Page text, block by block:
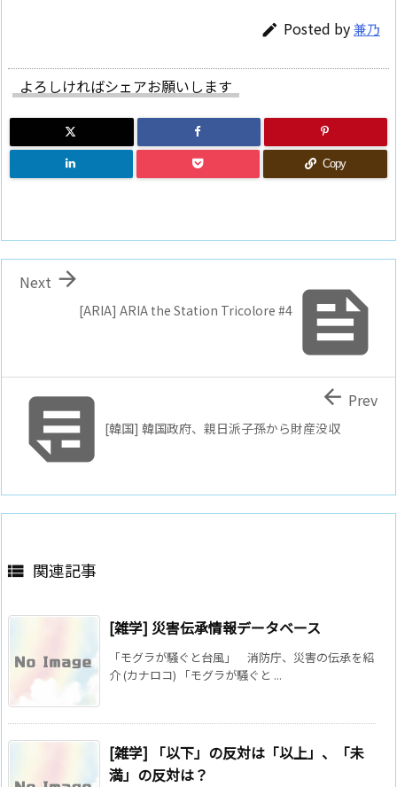
 Posted by兼乃
よろしければシェアお願いします
Copy

[ARIA] ARIA the Station Tricolore #4

Next
[韓国] 韓国政府、親日派子孫から財産没収
 Prev
 関連記事
[雑学] 災害伝承情報データベース
「モグラが騒ぐと台風」 消防庁、災害の伝承を紹
介 (カナロコ) 「モグラが騒ぐと ...
[雑学] 「以下」の反対は「以上」、「未
満」の反対は？